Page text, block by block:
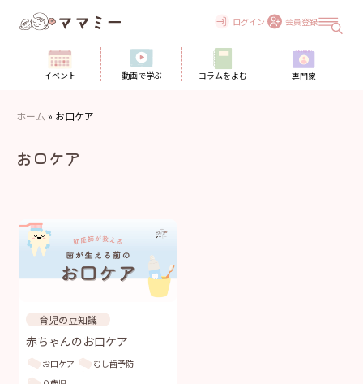
ログイン 会員登録
イベント 動画で学ぶ コラムをよむ 専門家
ホーム » お口ケア
お口ケア
育児の豆知識
赤ちゃんのお口ケア
お口ケア
むし歯予防